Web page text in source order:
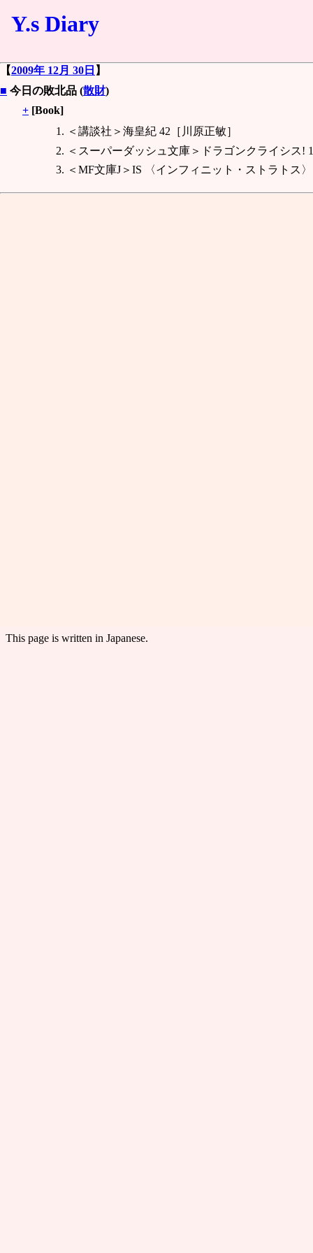
Y.s Diary
【2009年 12月 30日 】
■ 今日の敗北品 (散財)
+ [Book]
＜講談社＞海皇紀 42［川原正敏］
＜スーパーダッシュ文庫＞ドラゴンクライシス!
＜MF文庫J＞IS 〈インフィニット・ストラトス
This page is written in Japanese.